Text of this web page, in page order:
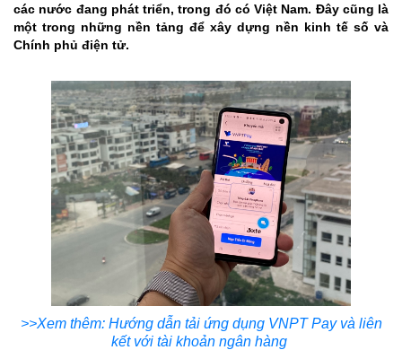
các nước đang phát triển, trong đó có Việt Nam. Đây cũng là
một trong những nền tảng để xây dựng nền kinh tế số và
Chính phủ điện tử.
>>Xem thêm: Hướng dẫn tải ứng dụng VNPT Pay và liên
kết với tài khoản ngân hàng